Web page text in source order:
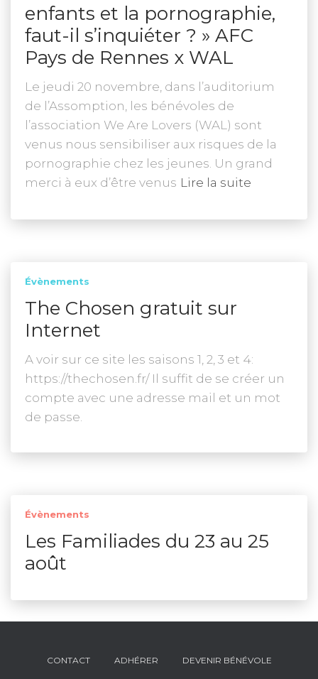
enfants et la pornographie,
faut-il s’inquiéter ? » AFC
Pays de Rennes x WAL
Le jeudi 20 novembre, dans l’auditorium
de l’Assomption, les bénévoles de
l’association We Are Lovers (WAL) sont
venus nous sensibiliser aux risques de la
pornographie chez les jeunes. Un grand
merci à eux d’être venus Lire la suite
Évènements
The Chosen gratuit sur
Internet
A voir sur ce site les saisons 1, 2, 3 et 4:
https://thechosen.fr/ Il suffit de se créer un
compte avec une adresse mail et un mot
de passe.
Évènements
Les Familiades du 23 au 25
août
CONTACT ADHÉRER DEVENIR BÉNÉVOLE